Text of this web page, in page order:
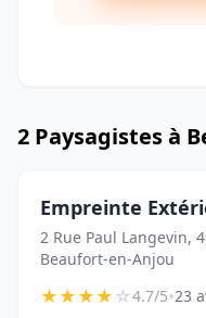
2 Paysagistes à
Empreinte
2 Rue Paul Langevin,
Beaufort-en-Anjou
★★★★☆4.7/5•23